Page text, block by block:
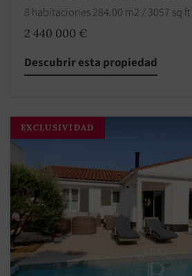
8 habitaciones 284.00 m2 / 3057 sq ft
2 440 000 €
Descubrir esta propiedad
EXCLUSIVIDAD